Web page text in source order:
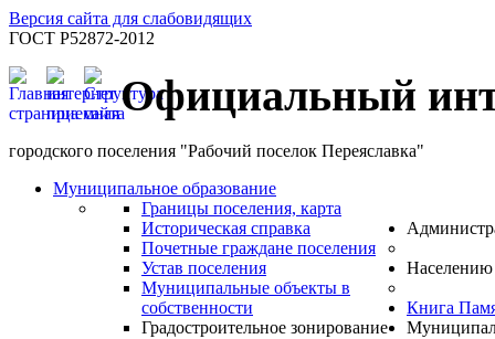
Версия сайта для слабовидящих
ГОСТ Р52872-2012
Официальный
городского поселения "Рабочий поселок Переяславка"
Муниципальное образование
Границы поселения, карта
Историческая справка
Почетные граждане поселения
Устав поселения
Муниципальные объекты в
собственности
Градостроительное зонирование
Населению
Книга